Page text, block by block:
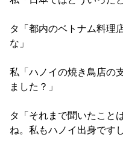
タ「都内のベトナム料理
な」
私「ハノイの焼き鳥店の
ました？」
タ「それまで聞いたこと
ね。私もハノイ出身ですし